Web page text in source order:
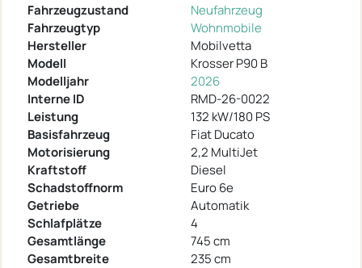
Fahrzeugzustand
Neufahrzeug
Fahrzeugtyp
Wohnmobile
Hersteller
Mobilvetta
Modell
Krosser P90 B
Modelljahr
2026
Interne ID
RMD-26-0022
Leistung
132 kW/180 PS
Basisfahrzeug
Fiat Ducato
Motorisierung
2,2 MultiJet
Kraftstoff
Diesel
Schadstoffnorm
Euro 6e
Getriebe
Automatik
Schlafplätze
4
Gesamtlänge
745 cm
Gesamtbreite
235 cm